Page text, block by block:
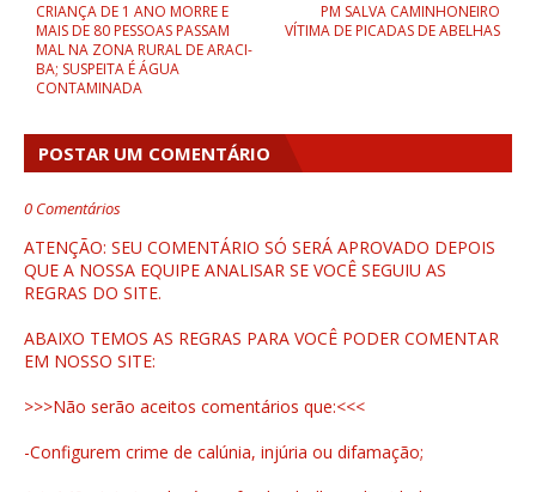
PM SALVA CAMINHONEIRO
VÍTIMA DE PICADAS DE ABELHAS
CRIANÇA DE 1 ANO MORRE E
MAIS DE 80 PESSOAS PASSAM
MAL NA ZONA RURAL DE ARACI-
BA; SUSPEITA É ÁGUA
CONTAMINADA
POSTAR UM COMENTÁRIO
0 Comentários
ATENÇÃO: SEU COMENTÁRIO SÓ SERÁ APROVADO DEPOIS
QUE A NOSSA EQUIPE ANALISAR SE VOCÊ SEGUIU AS
REGRAS DO SITE.
ABAIXO TEMOS AS REGRAS PARA VOCÊ PODER COMENTAR
EM NOSSO SITE:
>>>Não serão aceitos comentários que:<<<
-Configurem crime de calúnia, injúria ou difamação;